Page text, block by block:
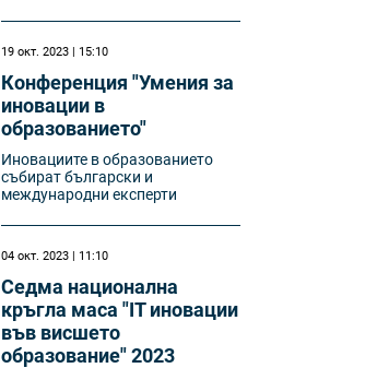
19 окт. 2023 | 15:10
Конференция "Умения за
иновации в
образованието"
Иновациите в образованието
събират български и
международни експерти
04 окт. 2023 | 11:10
Седма национална
кръгла маса "IT иновации
във висшето
образование" 2023